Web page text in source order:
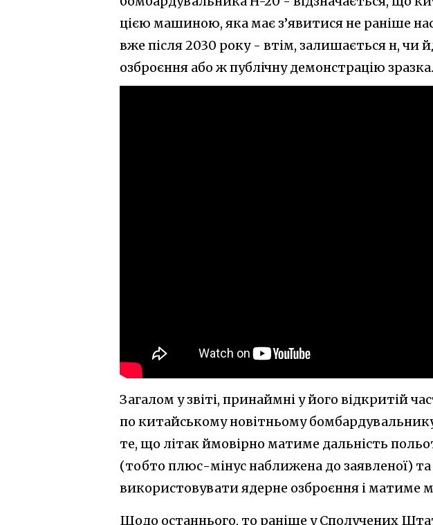
цією машиною, яка має з’явитися не раніше
вже після 2030 року - втім, залишається н, чи
озброєння або ж публічну демонстрацію зразка.
Загалом у звіті, принаймні у його відкритій
по китайському новітньому
те, що літак ймовірно матиме дальність
(тобто плюс-мінус наближена до заявленої) та
використовувати ядерне озброєння і матиме
Щодо останнього, то раніше у Сполучених